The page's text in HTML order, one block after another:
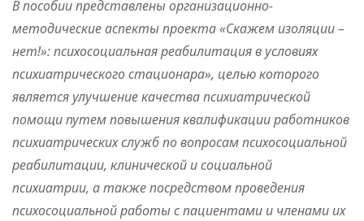
В пособии представлены организационно-
методические аспекты проекта «Скажем изоляции –
нет!»: психосоциальная реабилитация в условиях
психиатрического стационара», целью которого
является улучшение качества психиатрической
помощи путем повышения квалификации работников
психиатрических служб по вопросам психосоциальной
реабилитации, клинической и социальной
психиатрии, а также посредством проведения
психосоциальной работы с пациентами и членами их